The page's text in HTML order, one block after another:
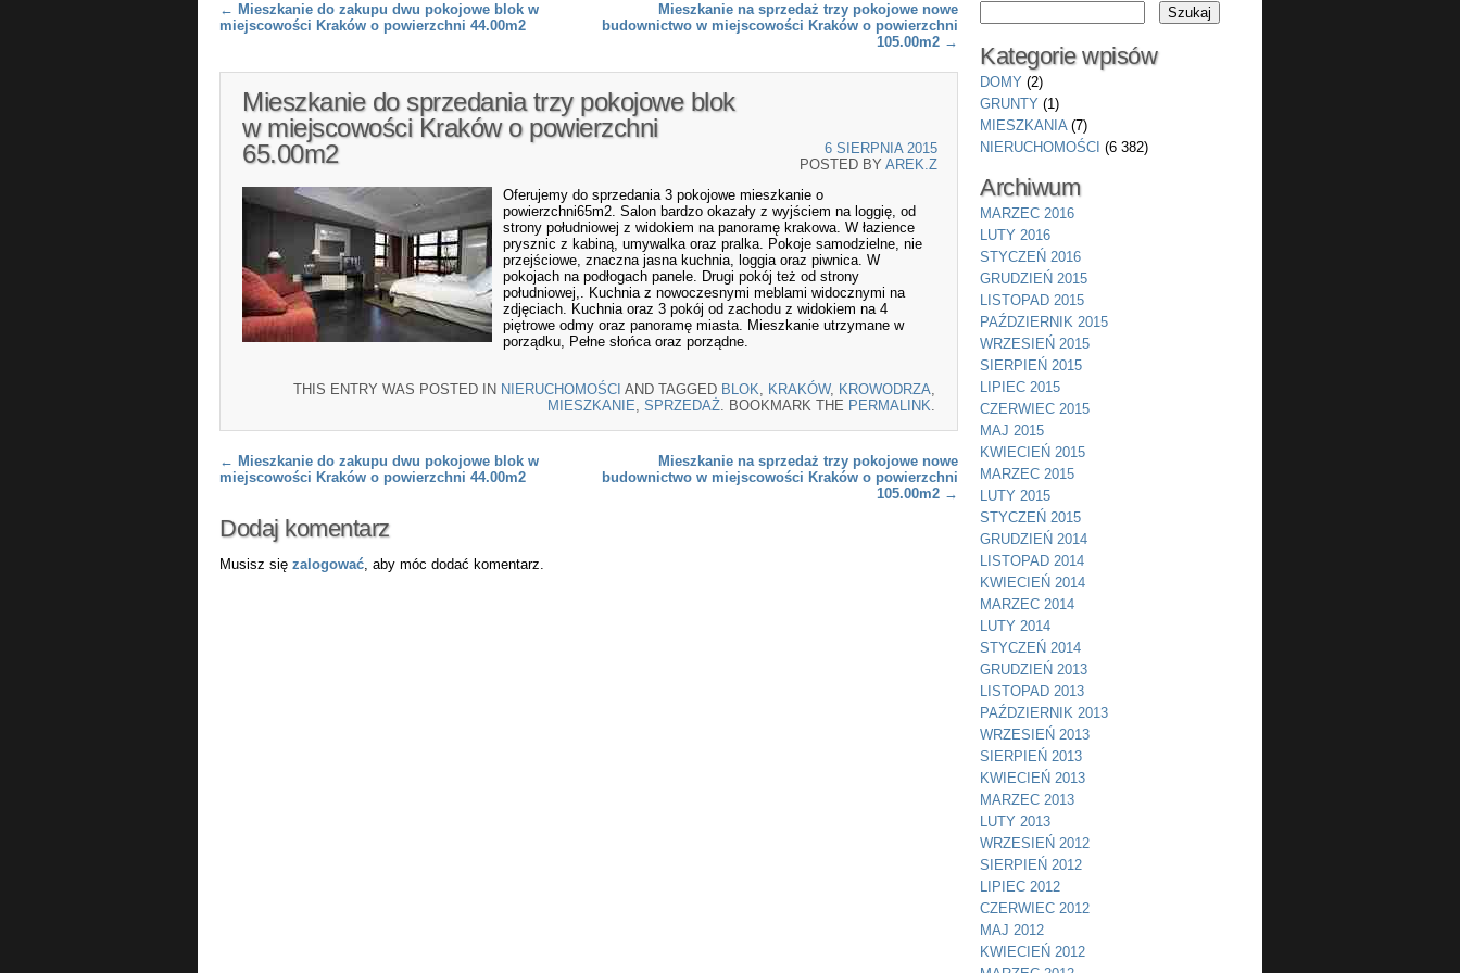
Post navigation
← Mieszkanie do zakupu dwu pokojowe blok w
miejscowości Kraków o powierzchni 44.00m2
Mieszkanie na sprzedaż trzy pokojowe nowe
budownictwo w miejscowości Kraków o powierzchni
105.00m2 →
Mieszkanie do sprzedania trzy pokojowe blok
w miejscowości Kraków o powierzchni
65.00m2
6 SIERPNIA 2015
POSTED BY AREK.Z
Oferujemy do sprzedania 3 pokojowe mieszkanie o
powierzchni65m2. Salon bardzo okazały z wyjściem na loggię, od
strony południowej z widokiem na panoramę krakowa. W łazience
prysznic z kabiną, umywalka oraz pralka. Pokoje samodzielne, nie
przejściowe, znaczna jasna kuchnia, loggia oraz piwnica. W
pokojach na podłogach panele. Drugi pokój też od strony
południowej,. Kuchnia z nowoczesnymi meblami widocznymi na
zdjęciach. Kuchnia oraz 3 pokój od zachodu z widokiem na 4
piętrowe odmy oraz panoramę miasta. Mieszkanie utrzymane w
porządku, Pełne słońca oraz porządne.
THIS ENTRY WAS POSTED IN NIERUCHOMOŚCI AND TAGGED BLOK KRAKÓW, KROWODRZA
MIESZKANIE SPRZEDAŻ . BOOKMARK THE PERMALINK
Post navigation
← Mieszkanie do zakupu dwu pokojowe blok w
miejscowości Kraków o powierzchni 44.00m2
Mieszkanie na sprzedaż trzy pokojowe nowe
budownictwo w miejscowości Kraków o powierzchni
105.00m2 →
Dodaj komentarz
Musisz się zalogować, aby móc dodać komentarz.
Kategorie wpisów
DOMY (2)
GRUNTY (1)
MIESZKANIA(7)
NIERUCHOMOŚCI (6 382)
Archiwum
MARZEC 2016
LUTY 2016
STYCZEŃ 2016
GRUDZIEŃ 2015
LISTOPAD 2015
PAŹDZIERNIK 2015
WRZESIEŃ 2015
SIERPIEŃ 2015
LIPIEC 2015
CZERWIEC 2015
MAJ 2015
KWIECIEŃ 2015
MARZEC 2015
LUTY 2015
STYCZEŃ 2015
GRUDZIEŃ 2014
LISTOPAD 2014
KWIECIEŃ 2014
MARZEC 2014
LUTY 2014
STYCZEŃ 2014
GRUDZIEŃ 2013
LISTOPAD 2013
PAŹDZIERNIK 2013
WRZESIEŃ 2013
SIERPIEŃ 2013
KWIECIEŃ 2013
MARZEC 2013
LUTY 2013
WRZESIEŃ 2012
SIERPIEŃ 2012
LIPIEC 2012
CZERWIEC 2012
MAJ 2012
KWIECIEŃ 2012